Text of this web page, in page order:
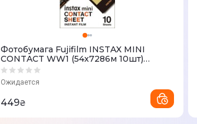
Фотобумага Fujifilm INSTAX MINI
CONTACT WW1 (54х7286м 10шт)
16746486
Ожидается
449₴